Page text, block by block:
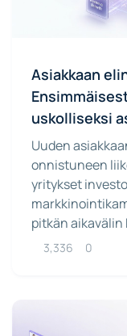
Asiakkaan
uskolliseksi
Uuden
onnistuneen
yritykset
pitkän aikavälin
3,336 0